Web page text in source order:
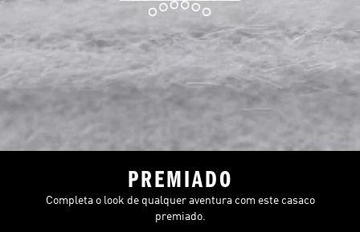
PREMIADO
Completa o look de qualquer aventura com este casaco
premiado.